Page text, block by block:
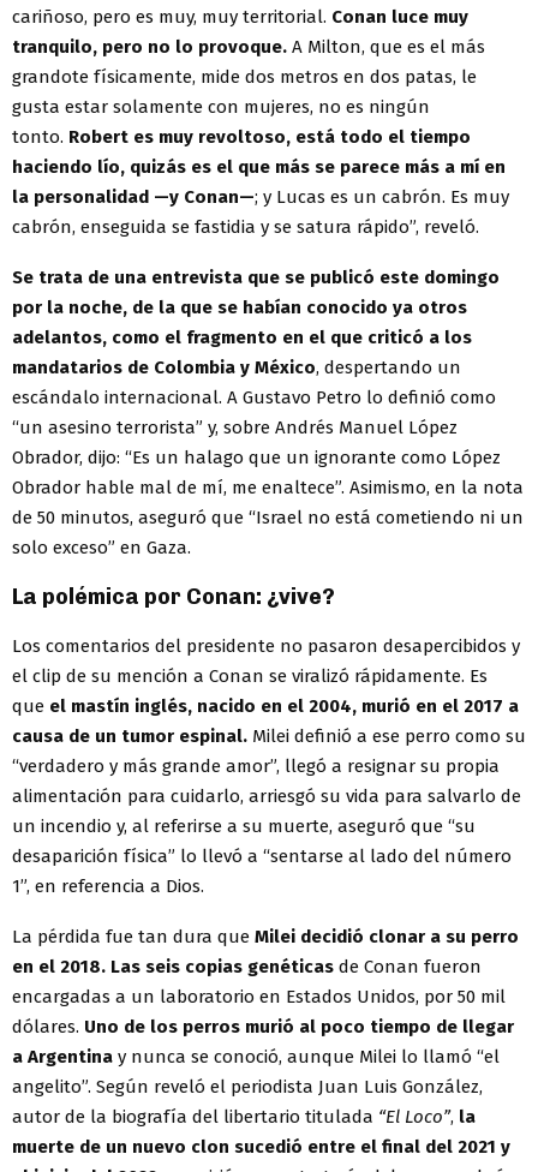
cariñoso, pero es muy, muy territorial. Conan luce muy
tranquilo, pero no lo provoque. A Milton, que es el más
grandote físicamente, mide dos metros en dos patas, le
gusta estar solamente con mujeres, no es ningún
tonto. Robert es muy revoltoso, está todo el tiempo
haciendo lío, quizás es el que más se parece más a mí en
la personalidad —y Conan—; y Lucas es un cabrón. Es muy
cabrón, enseguida se fastidia y se satura rápido”, reveló.
Se trata de una entrevista que se publicó este domingo
por la noche, de la que se habían conocido ya otros
adelantos, como el fragmento en el que criticó a los
mandatarios de Colombia y México, despertando un
escándalo internacional. A Gustavo Petro lo definió como
“un asesino terrorista” y, sobre Andrés Manuel López
Obrador, dijo: “Es un halago que un ignorante como López
Obrador hable mal de mí, me enaltece”. Asimismo, en la nota
de 50 minutos, aseguró que “Israel no está cometiendo ni un
solo exceso” en Gaza.
La polémica por Conan: ¿vive?
Los comentarios del presidente no pasaron desapercibidos y
el clip de su mención a Conan se viralizó rápidamente. Es
que el mastín inglés, nacido en el 2004, murió en el 2017 a
causa de un tumor espinal. Milei definió a ese perro como su
“verdadero y más grande amor”, llegó a resignar su propia
alimentación para cuidarlo, arriesgó su vida para salvarlo de
un incendio y, al referirse a su muerte, aseguró que “su
desaparición física” lo llevó a “sentarse al lado del número
1”, en referencia a Dios.
La pérdida fue tan dura que Milei decidió clonar a su perro
en el 2018. Las seis copias genéticas de Conan fueron
encargadas a un laboratorio en Estados Unidos, por 50 mil
dólares. Uno de los perros murió al poco tiempo de llegar
a Argentina y nunca se conoció, aunque Milei lo llamó “el
angelito”. Según reveló el periodista Juan Luis González,
autor de la biografía del libertario titulada “El Loco”, la
muerte de un nuevo clon sucedió entre el final del 2021 y